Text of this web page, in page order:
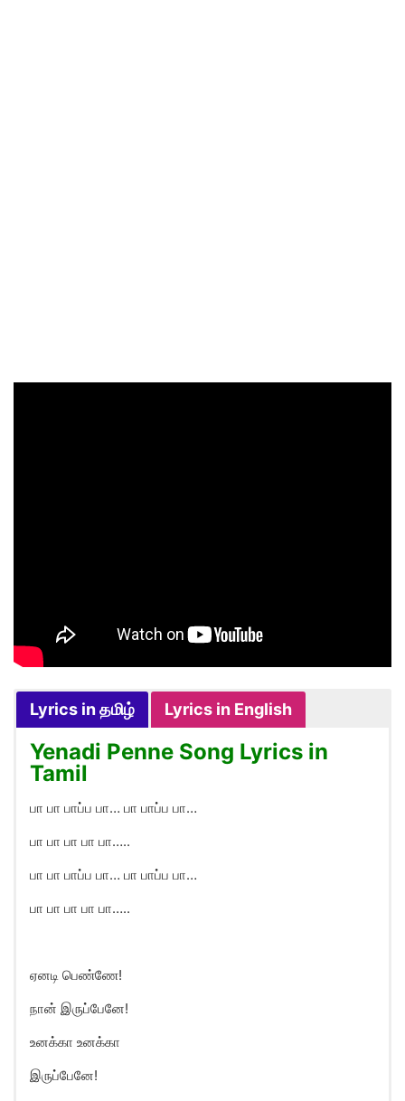
Lyrics in தமிழ் Lyrics in English
Yenadi Penne Song Lyrics in
Tamil
பா பா பாப்ப பா… பா பாப்ப பா…
பா பா பா பா பா…..
பா பா பாப்ப பா… பா பாப்ப பா…
பா பா பா பா பா…..
ஏனடி பெண்ணே!
நான் இருப்பேனே!
உனக்கா உனக்கா
இருப்பேனே!